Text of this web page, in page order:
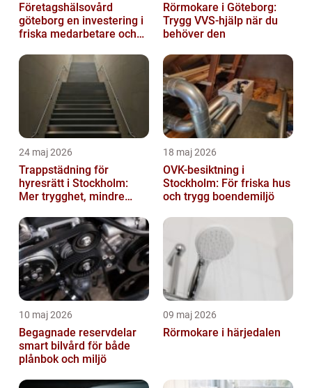
Företagshälsovård
göteborg en investering i
friska medarbetare och
Rörmokare i Göteborg:
Trygg VVS-hjälp när du
behöver den
24 maj 2026
Trappstädning för
hyresrätt i Stockholm:
Mer trygghet, mindre
18 maj 2026
OVK-besiktning i
Stockholm: För friska hus
och trygg boendemiljö
10 maj 2026
Begagnade reservdelar
smart bilvård för både
plånbok och miljö
09 maj 2026
Rörmokare i härjedalen